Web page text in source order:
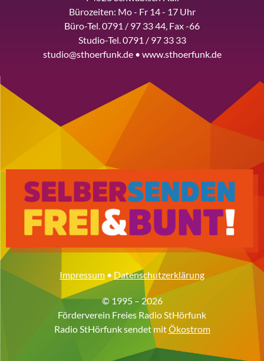
Bürozeiten: Mo - Fr 14 - 17 Uhr
Büro-Tel. 0791 / 97 33 44, Fax -66
Studio-Tel. 0791 / 97 33 33
studio@sthoerfunk.de • www.sthoerfunk.de
Impressum • Datenschutzerklärung
© 1995 – 2026
Förderverein Freies Radio StHörfunk
Radio StHörfunk sendet mitÖkostrom